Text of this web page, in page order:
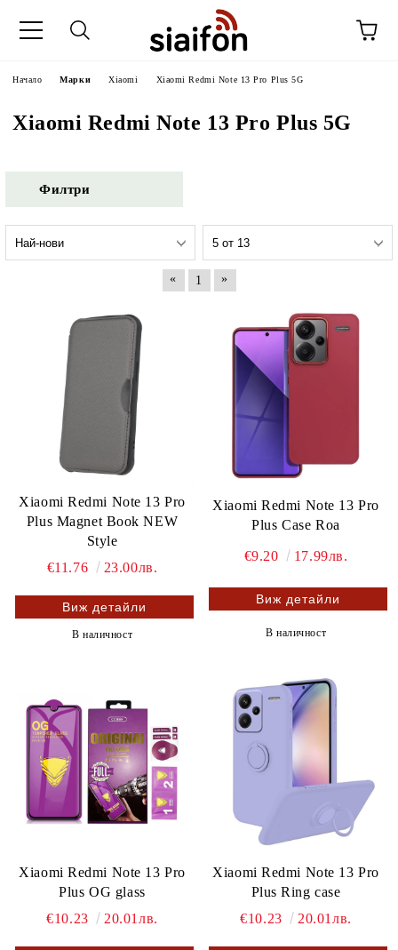
Начало Марки Xiaomi Xiaomi Redmi Note 13 Pro Plus 5G
Xiaomi Redmi Note 13 Pro Plus 5G
Филтри
« 1 »
Xiaomi Redmi Note 13 Pro
Plus Magnet Book NEW
Style
€11.76
23.00лв.
Виж детайли
В наличност
Xiaomi Redmi Note 13 Pro
Plus Case Roa
€9.20 17.99лв.
Виж детайли
В наличност
Xiaomi Redmi Note 13 Pro
Plus OG glass
€10.23
20.01лв.
Xiaomi Redmi Note 13 Pro
Plus Ring case
€10.23
20.01лв.